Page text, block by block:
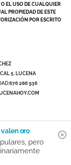
EL USO DE CUALQUIER
PROPIEDAD DE ESTE
POR ESCRITO
5. LUCENA
676 286 936
oro
pero